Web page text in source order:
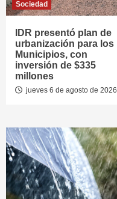
Sociedad
IDR presentó plan de
urbanización para los
Municipios, con
inversión de $335
millones
jueves 6 de agosto de 2026